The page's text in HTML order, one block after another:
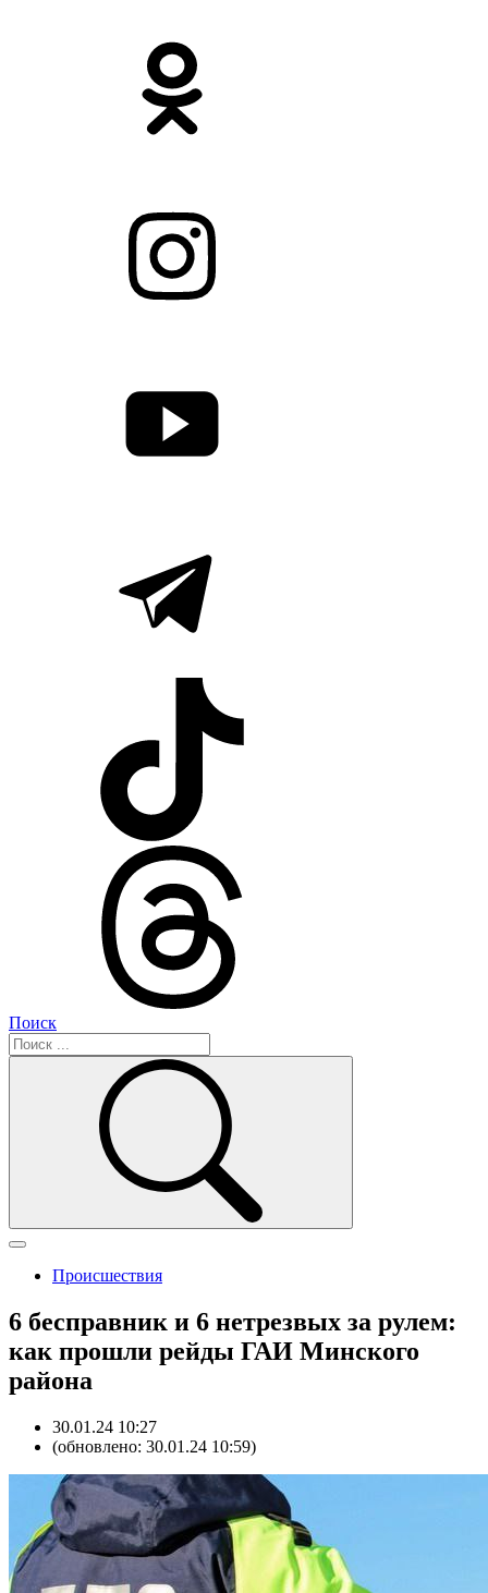
Поиск
Происшествия
6 бесправник и 6 нетрезвых за рулем:
как прошли рейды ГАИ Минского
района
30.01.24 10:27
(обновлено: 30.01.24 10:59)